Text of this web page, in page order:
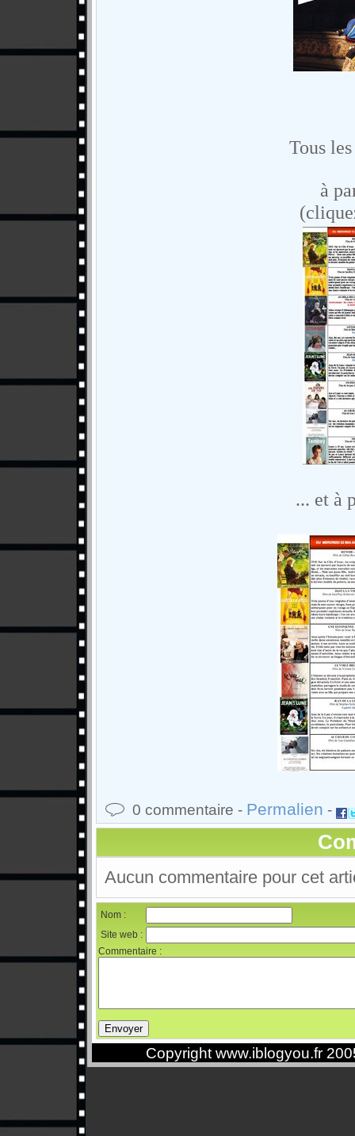
Tous
à
... et à
0 commentaire - Permalien -
Aucun commentaire pour cet
Nom :
Site web :
Commentaire :
Copyright www.iblogyou.fr